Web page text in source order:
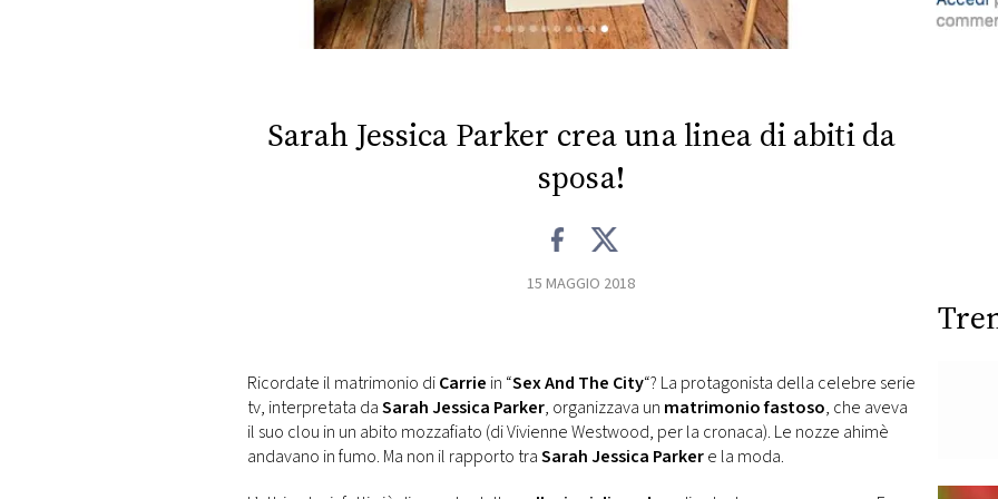
CONSIGLIA
Sarah Jessica Parker crea una linea di abiti da
sposa!
15 MAGGIO 2018
Ricordate il matrimonio diCarrie in “Sex And The City“? La protagonista della celebre serie
tv, interpretata daSarah Jessica Parker, organizzava un matrimonio fastoso, che aveva
il suo clou in un abito mozzafiato (di Vivienne Westwood, per la cronaca). Le nozze ahimè
andavano in fumo. Ma non il rapporto traSarah Jessica Parkere la moda.